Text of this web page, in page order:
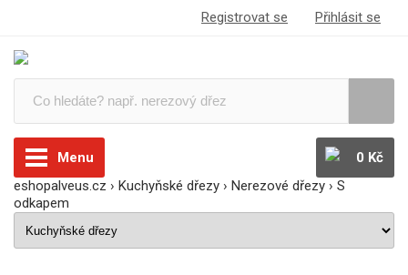
Registrovat se Přihlásit se
Menu
0 Kč
eshopalveus.cz › Kuchyňské dřezy › Nerezové dřezy › S
odkapem